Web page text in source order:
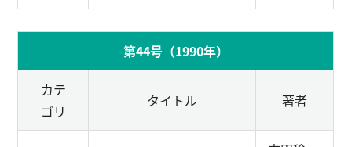
第44号（1990年）
カテ
ゴリ
タイトル 著者